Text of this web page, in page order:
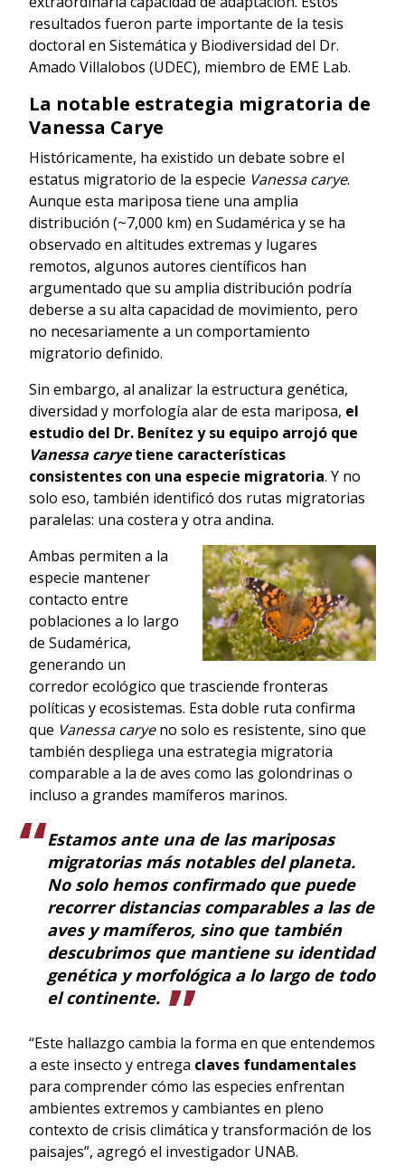
resultados fueron parte importante de la tesis
doctoral en Sistemática y Biodiversidad del Dr.
Amado Villalobos (UDEC), miembro de EME Lab.
La notable estrategia migratoria de
Vanessa Carye
Históricamente, ha existido un debate sobre el
estatus migratorio de la especie Vanessa carye.
Aunque esta mariposa tiene una amplia
distribución (~7,000 km) en Sudamérica y se ha
observado en altitudes extremas y lugares
remotos, algunos autores científicos han
argumentado que su amplia distribución podría
deberse a su alta capacidad de movimiento, pero
no necesariamente a un comportamiento
migratorio definido.
Sin embargo, al analizar la estructura genética,
diversidad y morfología alar de esta mariposa, el
estudio del Dr. Benítez y su equipo arrojó que
Vanessa caryetiene características
consistentes con una especie migratoria. Y no
solo eso, también identificó dos rutas migratorias
paralelas: una costera y otra andina.
Ambas permiten a la
especie mantener
contacto entre
poblaciones a lo largo
de Sudamérica,
generando un
corredor ecológico que trasciende fronteras
políticas y ecosistemas. Esta doble ruta confirma
que Vanessa caryeno solo es resistente, sino que
también despliega una estrategia migratoria
comparable a la de aves como las golondrinas o
incluso a grandes mamíferos marinos.
Estamos ante una de las mariposas
migratorias más notables del planeta.
No solo hemos confirmado que puede
recorrer distancias comparables a las de
aves y mamíferos, sino que también
descubrimos que mantiene su identidad
genética y morfológica a lo largo de todo
el continente.
“Este hallazgo cambia la forma en que entendemos
a este insecto y entrega claves fundamentales
para comprender cómo las especies enfrentan
ambientes extremos y cambiantes en pleno
contexto de crisis climática y transformación de los
paisajes”, agregó el investigador UNAB.